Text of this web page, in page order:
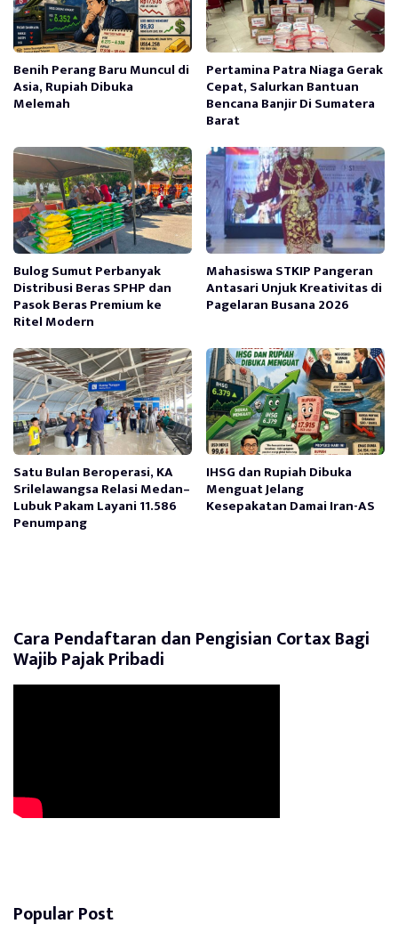
Benih Perang Baru Muncul di
Asia, Rupiah Dibuka
Melemah
Pertamina Patra Niaga Gerak
Cepat, Salurkan Bantuan
Bencana Banjir Di Sumatera
Barat
Bulog Sumut Perbanyak
Distribusi Beras SPHP dan
Pasok Beras Premium ke
Ritel Modern
Mahasiswa STKIP Pangeran
Antasari Unjuk Kreativitas di
Pagelaran Busana 2026
Satu Bulan Beroperasi, KA
Srilelawangsa Relasi Medan–
Lubuk Pakam Layani 11.586
Penumpang
IHSG dan Rupiah Dibuka
Menguat Jelang
Kesepakatan Damai Iran-AS
Cara Pendaftaran dan Pengisian Cortax Bagi
Wajib Pajak Pribadi
Popular Post